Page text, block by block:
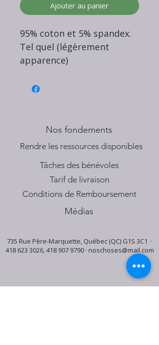
Ajouter au panier
95% coton et 5% spandex.
Tel quel (légèrement
apparence)
Nos fondements
​Rendre les ressources disponibles
Tâches des bénévoles
Tarif de livraison
Conditions de Remboursement
Médias
735 Rue Père-Marquette, Québec (QC) G1S 3C1 ·
418 623 3026,418 907 9790· noschoses@mail.com